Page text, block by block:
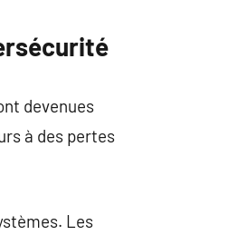
devenues
à des pertes
Les